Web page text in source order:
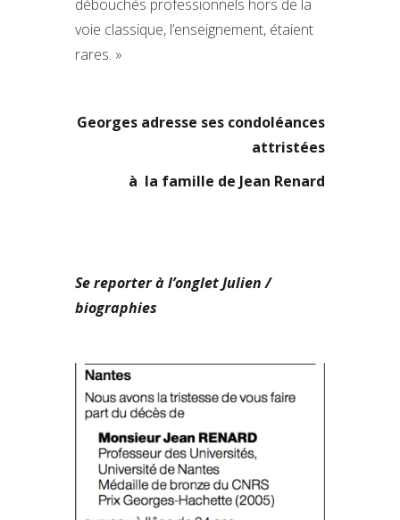
débouchés professionnels hors de la
voie classique, l’enseignement, étaient
rares. »
Georges adresse ses condoléances
attristées
à la famille de Jean Renard
Se reporter à l’onglet Julien /
biographies